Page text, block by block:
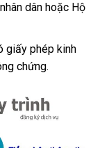
dân hoặc Hộ
giấy phép kinh
chứng.